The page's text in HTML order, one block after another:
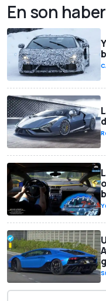
En son